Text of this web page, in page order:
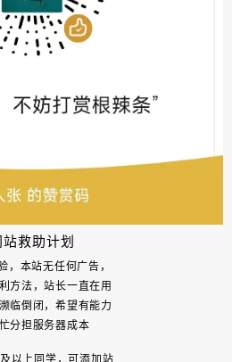
站救助计划
，本站无任何广告，
方法，站长一直在用
临倒闭，希望有能力
分担服务器成本
以上同学，可添加站